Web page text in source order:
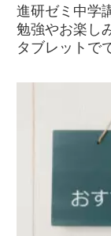
進研ゼミ中学
勉強やお楽し
タブレットで